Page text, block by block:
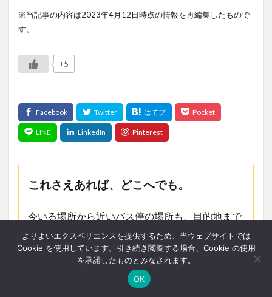
※当記事の内容は2023年4月12日時点の情報を再編集したもので
す。
+5
これさえあれば、どこへでも。
今いる場所から近いバス停の場所も、目的地まで
のバス路線も、バスの現在地も、すべてがこれ一
つでわかります。
メニュー
よりよいエクスペリエンスを提供するため、当ウェブサイトでは
Cookie を使用しています。引き続き閲覧する場合、Cookie の使用
を承諾したものとみなされます。
OK